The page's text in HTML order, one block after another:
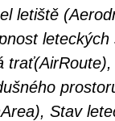
letiště
leteckých
Stav